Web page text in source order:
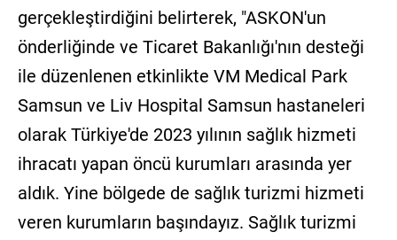
gerçekleştirdiğini belirterek, "ASKON'un
önderliğinde ve Ticaret Bakanlığı'nın desteği
ile düzenlenen etkinlikte VM Medical Park
Samsun ve Liv Hospital Samsun hastaneleri
olarak Türkiye'de 2023 yılının sağlık hizmeti
ihracatı yapan öncü kurumları arasında yer
aldık. Yine bölgede de sağlık turizmi hizmeti
veren kurumların başındayız. Sağlık turizmi